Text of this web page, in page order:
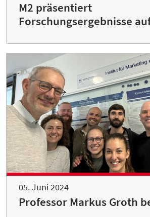
M2 präsentiert
Forschungsergebnisse
05. Juni 2024
Professor Markus Groth